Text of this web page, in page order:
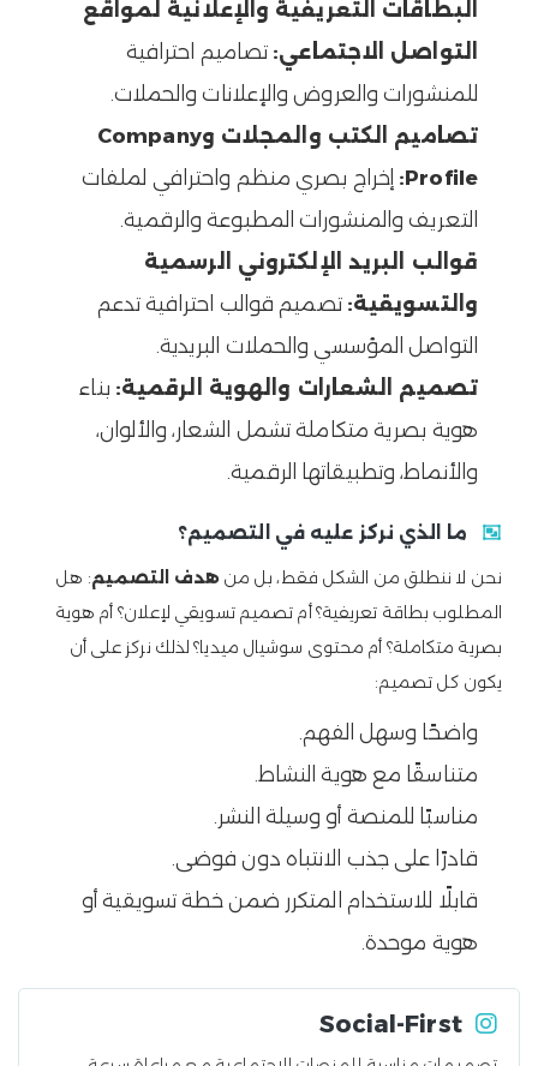
البطاقات التعريفية والإعلانية لمواقع
التواصل الاجتماعي: تصاميم احترافية
للمنشورات والعروض والإعلانات والحملات.
تصاميم الكتب والمجلات وCompany
Profile:
إخراج بصري منظم واحترافي لملفات
التعريف والمنشورات المطبوعة والرقمية.
قوالب البريد الإلكتروني الرسمية
والتسويقية: تصميم قوالب احترافية تدعم
التواصل المؤسسي والحملات البريدية.
تصميم الشعارات والهوية الرقمية: بناء
هوية بصرية متكاملة تشمل الشعار، والألوان،
والأنماط، وتطبيقاتها الرقمية.
ما الذي نركز عليه في التصميم؟
نحن لا ننطلق من الشكل فقط، بل منهدف التصميم: هل
المطلوب بطاقة تعريفية؟ أم تصميم تسويقي لإعلان؟ أم هوية
بصرية متكاملة؟ أم محتوى سوشيال ميديا؟ لذلك نركز على أن
يكون كل تصميم:
واضحًا وسهل الفهم.
متناسقًا مع هوية النشاط.
مناسبًا للمنصة أو وسيلة النشر.
قادرًا على جذب الانتباه دون فوضى.
قابلًا للاستخدام المتكرر ضمن خطة تسويقية أو
هوية موحدة.
Social-First